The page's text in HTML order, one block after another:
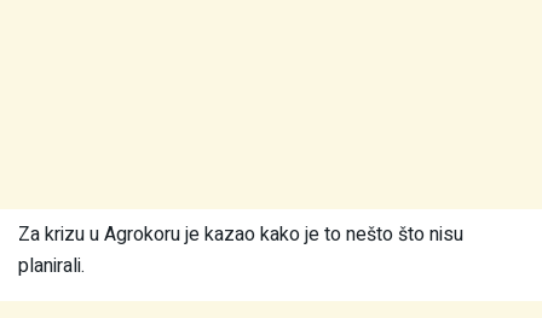
Za krizu u Agrokoru je kazao kako je to nešto što nisu
planirali.